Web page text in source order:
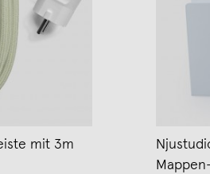
mit 3m